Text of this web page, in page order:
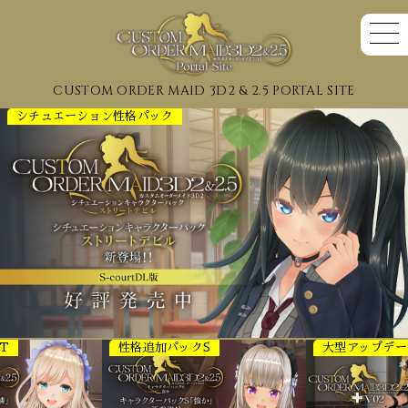
CUSTOM ORDER MAID 3D2 & 2.5 PORTAL SITE
シチュエーション性格パック
性格追加パックS 大型アップデ